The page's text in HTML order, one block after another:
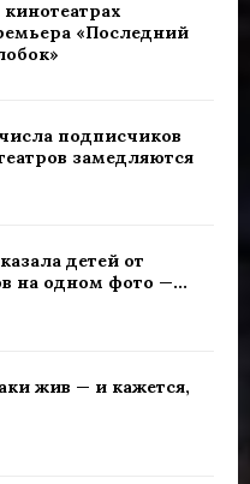
«Последний
подписчиков
замедляются
детей от
на одном фото —...
жив — и кажется,